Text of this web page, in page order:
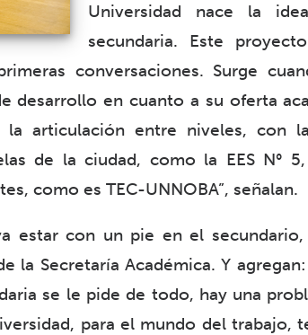
Universidad nace la
secundaria. Este
conversaciones. Surge
desarrollo en cuanto a su oferta
la articulación entre niveles, con
de la ciudad, como la EES N°
como es TEC-UNNOBA”, señalan.
estar con un pie en el
la Secretaría Académica. Y
se le pide de todo, hay una
para el mundo del trabajo,